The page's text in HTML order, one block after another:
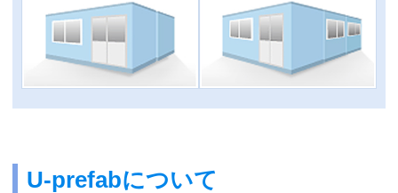
U-prefabについて